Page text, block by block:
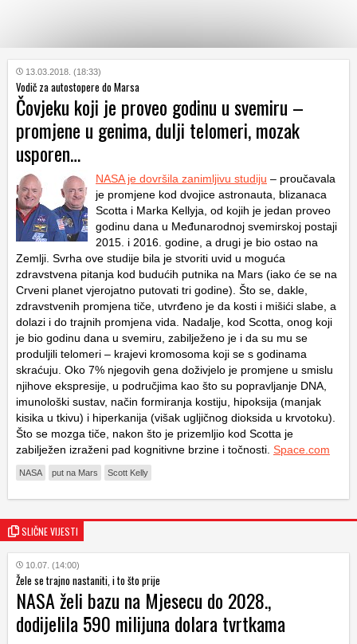
KATEGORIJE
HRVATSKI
WEB
13.03.2018. (18:33)
Vodič za autostopere do Marsa
Čovjeku koji je proveo godinu u svemiru –
promjene u genima, dulji telomeri, mozak
usporen…
NASA je dovršila zanimljivu studiju – proučavala
je promjene kod dvojice astronauta, blizanaca
Scotta i Marka Kellyja, od kojih je jedan proveo
godinu dana u Međunarodnoj svemirskoj postaji
2015. i 2016. godine, a drugi je bio ostao na
Zemlji. Svrha ove studije bila je stvoriti uvid u moguća
zdravstvena pitanja kod budućih putnika na Mars (iako će se na
Crveni planet vjerojatno putovati tri godine). Što se, dakle,
zdravstvenih promjena tiče, utvrđeno je da kosti i mišići slabe, a
dolazi i do trajnih promjena vida. Nadalje, kod Scotta, onog koji
je bio godinu dana u svemiru, zabilježeno je i da su mu se
produljili telomeri – krajevi kromosoma koji se s godinama
skraćuju . Oko 7% njegovih gena doživjelo je promjene u smislu
njihove ekspresije, u područjima kao što su popravljanje DNA,
imunološki sustav, način formiranja kostiju, hipoksija (manjak
kisika u tkivu) i hiperkanija (višak ugljičnog dioksida u krvotoku).
Što se mozga tiče, nakon što je prizemljio kod Scotta je
zabilježen izraženi pad kognitivne brzine i točnosti. Space.com
NASA put na Mars Scott Kelly
SLIČNE VIJESTI
10.07. (14:00)
Žele se trajno nastaniti, i to što prije
NASA želi bazu na Mjesecu do 2028.,
dodijelila 590 milijuna dolara tvrtkama